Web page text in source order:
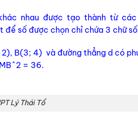
nhau được tạo thành từ
để số được chọn chỉ chứa 3 chữ
B(3; 4) và đường thẳng d có
= 36.
Lý Thái Tổ